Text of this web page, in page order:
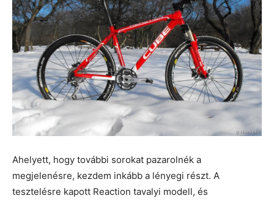
Ahelyett, hogy további sorokat pazarolnék a
megjelenésre, kezdem inkább a lényegi részt. A
tesztelésre kapott Reaction tavalyi modell, és